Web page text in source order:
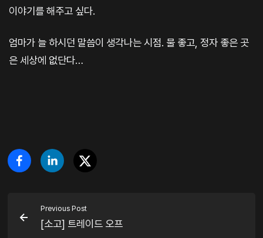
이야기를 해주고 싶다.
엄마가 늘 하시던 말씀이 생각나는 시점. 물 좋고, 정자 좋은 곳
은 세상에 없단다…​
Previous Post
[소고] 트레이드 오프